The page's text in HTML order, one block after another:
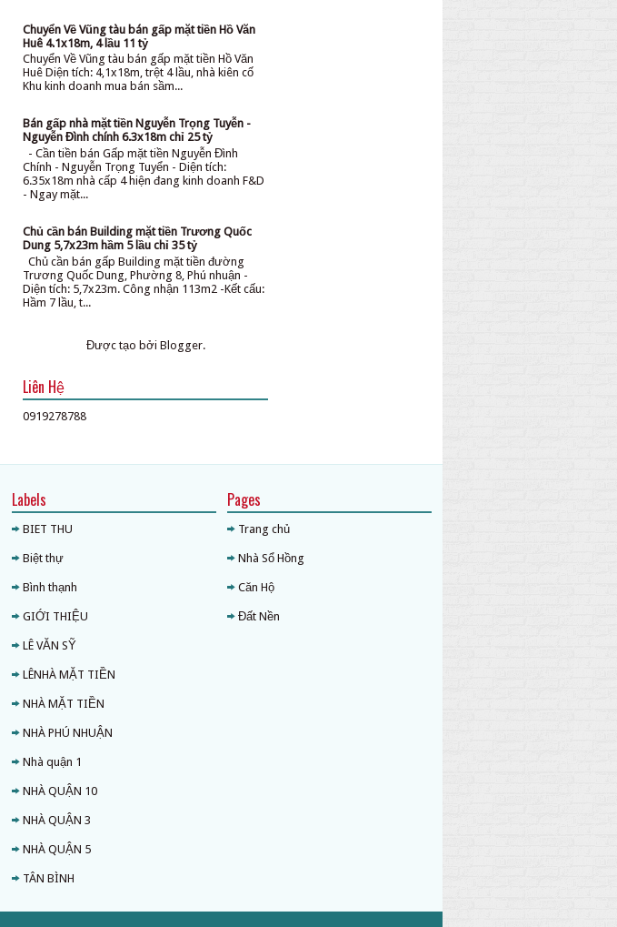
Chuyển Về Vũng tàu bán gấp mặt tiền Hồ Văn
Huê 4.1x18m, 4 lầu 11 tỷ
Chuyển Về Vũng tàu bán gấp mặt tiền Hồ Văn
Huê Diện tích: 4,1x18m, trệt 4 lầu, nhà kiên cố
Khu kinh doanh mua bán sầm...
Bán gấp nhà mặt tiền Nguyễn Trọng Tuyễn -
Nguyễn Đình chính 6.3x18m chỉ 25 tỷ
- Cần tiền bán Gấp mặt tiền Nguyễn Đình
Chính - Nguyễn Trọng Tuyển - Diện tích:
6.35x18m nhà cấp 4 hiện đang kinh doanh F&D
- Ngay mặt...
Chủ cần bán Building mặt tiền Trương Quốc
Dung 5,7x23m hầm 5 lầu chỉ 35 tỷ
Chủ cần bán gấp Building mặt tiền đường
Trương Quốc Dung, Phường 8, Phú nhuận -
Diện tích: 5,7x23m. Công nhận 113m2 -Kết cấu:
Hầm 7 lầu, t...
Được tạo bởi Blogger.
Liên Hệ
0919278788
Labels
BIET THU
Biệt thự
Bình thạnh
GIỚI THIỆU
LÊ VĂN SỸ
LÊNHÀ MẶT TIỀN
NHÀ MẶT TIỀN
NHÀ PHÚ NHUẬN
Nhà quận 1
NHÀ QUẬN 10
NHÀ QUẬN 3
NHÀ QUẬN 5
TÂN BÌNH
Pages
Trang chủ
Nhà Sổ Hồng
Căn Hộ
Đất Nền